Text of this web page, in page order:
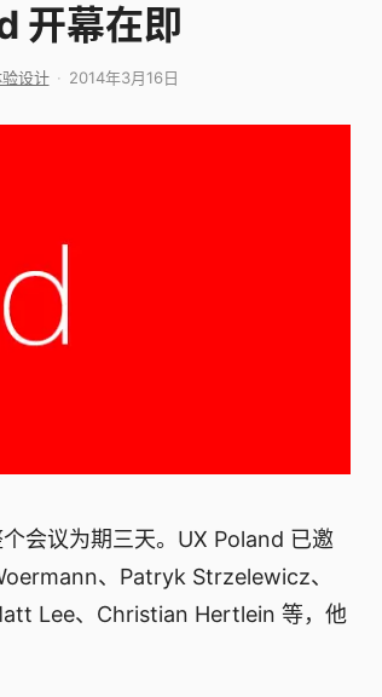
开幕在即
设计 2014年3月16日
会议为期三天。UX Poland 已邀
、Patryk Strzelewicz、
Lee、Christian Hertlein 等，他